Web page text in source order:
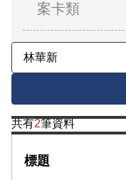
關於我們
意見信箱
案卡類
共有2筆資料